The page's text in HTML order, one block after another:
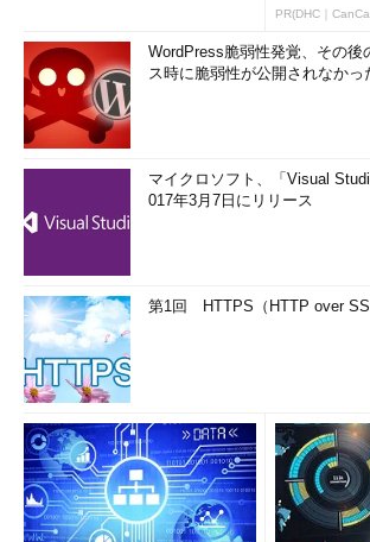
PR(DHC｜
WordPress脆弱性発覚、その
ス時に脆弱性が公開されなかっ
マイクロソフト、「Visual
017年3月7日にリリース
第1回 HTTPS（HTTP over